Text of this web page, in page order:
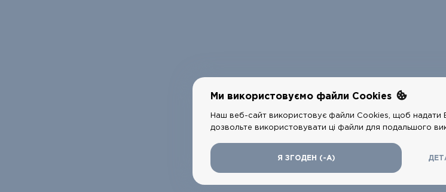
COPYRIGHTS @ РЕСТАРТ 2026 - ALL
Ми використовуємо файли Cookies
Наш веб-сайт використовує файли Cookies, щоб надати
дозвольте використовувати ці файли для подальшого
Я ЗГОДЕН (-А)